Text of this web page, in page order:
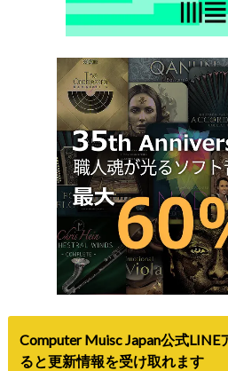
Computer Muisc Japan公式
ると更新情報を受け取れます